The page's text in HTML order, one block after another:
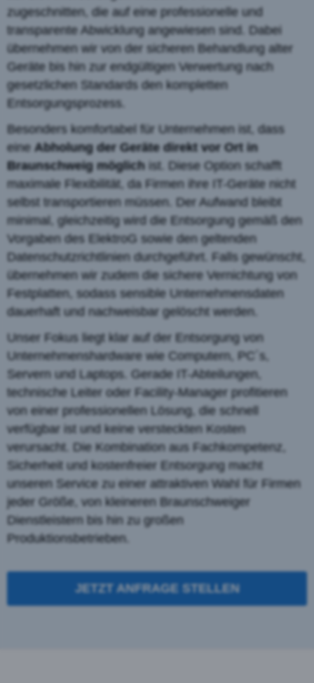
zugeschnitten, die auf eine professionelle und
transparente Abwicklung angewiesen sind. Dabei
übernehmen wir von der sicheren Behandlung alter
Geräte bis hin zur endgültigen Verwertung nach
gesetzlichen Standards den kompletten
Entsorgungsprozess.
Besonders komfortabel für Unternehmen ist, dass
eine Abholung der Geräte direkt vor Ort in
Braunschweig möglichist. Diese Option schafft
maximale Flexibilität, da Firmen ihre IT-Geräte nicht
selbst transportieren müssen. Der Aufwand bleibt
minimal, gleichzeitig wird die Entsorgung gemäß den
Vorgaben des ElektroG sowie den geltenden
Datenschutzrichtlinien durchgeführt. Falls gewünscht,
übernehmen wir zudem die sichere Vernichtung von
Festplatten, sodass sensible Unternehmensdaten
dauerhaft und nachweisbar gelöscht werden.
Unser Fokus liegt klar auf der Entsorgung von
Unternehmenshardware wie Computern, PC´s,
Servern und Laptops. Gerade IT-Abteilungen,
technische Leiter oder Facility-Manager profitieren
von einer professionellen Lösung, die schnell
verfügbar ist und keine versteckten Kosten
verursacht. Die Kombination aus Fachkompetenz,
Sicherheit und kostenfreier Entsorgung macht
unseren Service zu einer attraktiven Wahl für Firmen
jeder Größe, von kleineren Braunschweiger
Dienstleistern bis hin zu großen
Produktionsbetrieben.
JETZT ANFRAGE STELLEN